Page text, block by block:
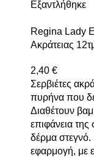
Εξαντλήθηκε
Regina Lady
Ακράτειας
2,40 €
Σερβιέτες
πυρήνα που
Διαθέτουν
επιφάνεια της
δέρμα στεγνό.
εφαρμογή, με